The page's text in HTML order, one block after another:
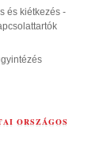
és kiétkezés -
ORSZÁGOS